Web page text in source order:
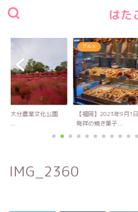
はた
！大分農業文化公園
キ...
グルメ
【福岡】2023年9月1
発祥の焼き菓子...
IMG_2360